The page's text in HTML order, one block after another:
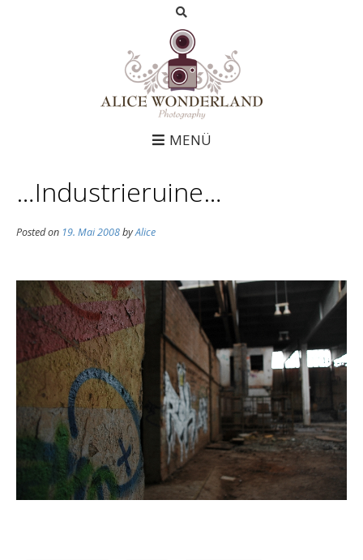
MENÜ
…Industrieruine…
Posted on 19. Mai 2008byAlice